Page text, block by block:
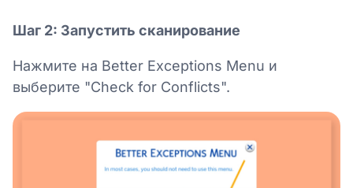
Шаг 2: Запустить сканирование
Нажмите на Better Exceptions Menu и
выберите "Check for Conflicts".